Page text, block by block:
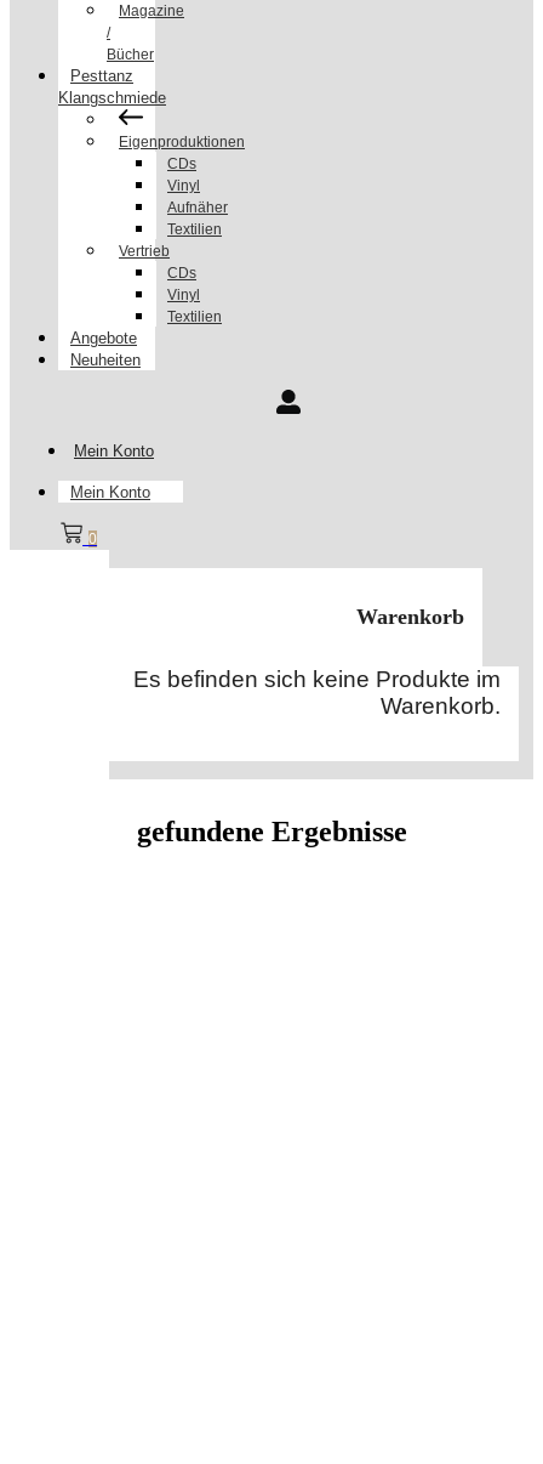
Magazine
/
Bücher
Pesttanz
Klangschmiede
Eigenproduktionen
CDs
Vinyl
Aufnäher
Textilien
Vertrieb
CDs
Vinyl
Textilien
Angebote
Neuheiten
Mein Konto
Mein Konto
0
Warenkorb
Es befinden sich keine Produkte im
Warenkorb.
gefundene Ergebnisse